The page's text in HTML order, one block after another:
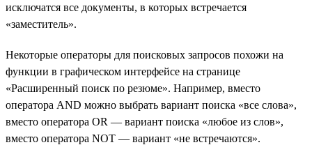
исключатся все документы, в которых встречается
«заместитель».
Некоторые операторы для поисковых запросов похожи на
функции в графическом интерфейсе на странице
«Расширенный поиск по резюме». Например, вместо
оператора AND можно выбрать вариант поиска «все слова»,
вместо оператора OR — вариант поиска «любое из слов»,
вместо оператора NOT — вариант «не встречаются».